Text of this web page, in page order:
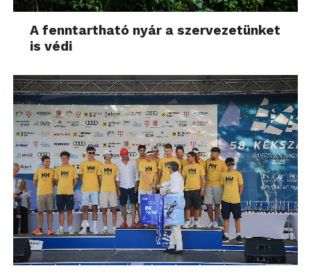
A fenntartható nyár a szervezetünket
is védi